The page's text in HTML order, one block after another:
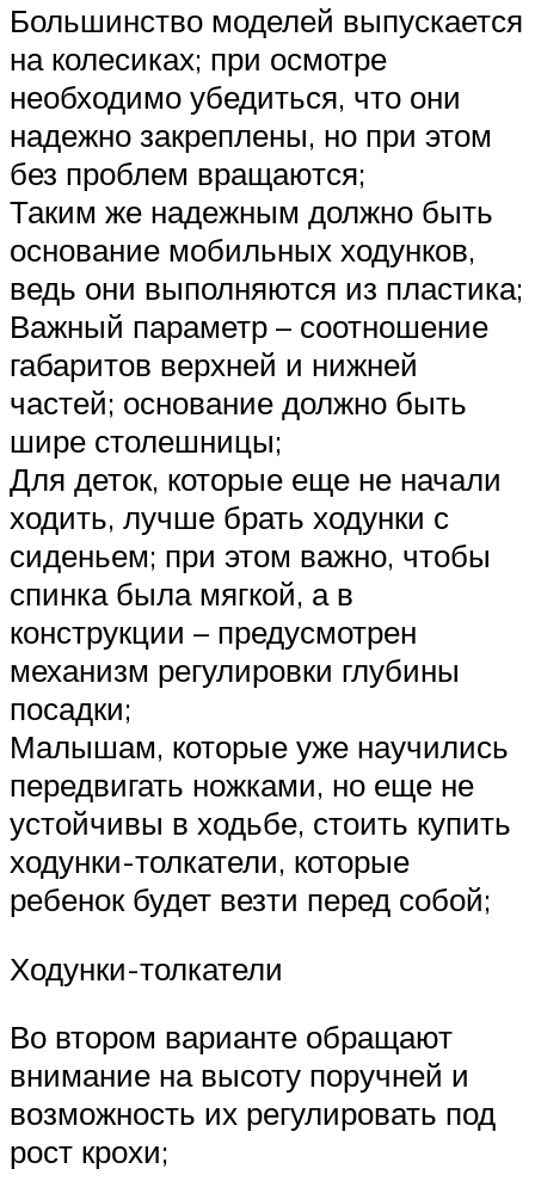
Большинство моделей выпускается
на колесиках; при осмотре
необходимо убедиться, что они
надежно закреплены, но при этом
без проблем вращаются;
Таким же надежным должно быть
основание мобильных ходунков,
ведь они выполняются из пластика;
Важный параметр – соотношение
габаритов верхней и нижней
частей; основание должно быть
шире столешницы;
Для деток, которые еще не начали
ходить, лучше брать ходунки с
сиденьем; при этом важно, чтобы
спинка была мягкой, а в
конструкции – предусмотрен
механизм регулировки глубины
посадки;
Малышам, которые уже научились
передвигать ножками, но еще не
устойчивы в ходьбе, стоить купить
ходунки-толкатели, которые
ребенок будет везти перед собой;
Ходунки-толкатели
Во втором варианте обращают
внимание на высоту поручней и
возможность их регулировать под
рост крохи;